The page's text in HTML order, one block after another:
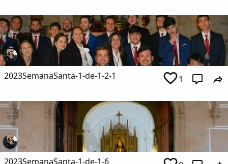
2023SemanaSanta-1-de-1-2-1 1
2023SemanaSanta-1-de-1-6